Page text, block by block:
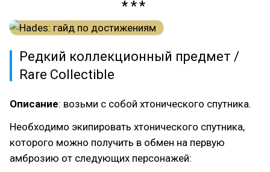
Редкий коллекционный предмет /
Rare Collectible
Описание: возьми с собой хтонического спутника.
Необходимо экипировать хтонического спутника,
которого можно получить в обмен на первую
амброзию от следующих персонажей: